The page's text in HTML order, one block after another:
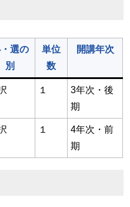
選の
別
単位
数
開講年次
１
3年次・後
期
１
4年次・前
期